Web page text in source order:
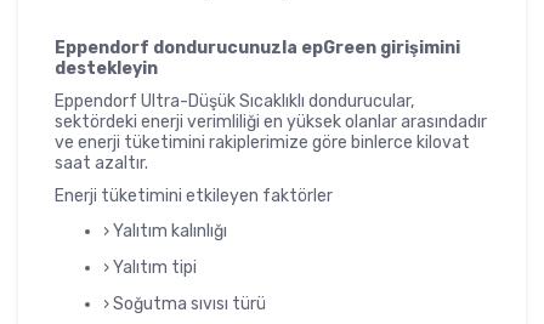
Eppendorf dondurucunuzla epGreen girişimini
destekleyin
Eppendorf Ultra-Düşük Sıcaklıklı dondurucular,
sektördeki enerji verimliliği en yüksek olanlar arasındadır
ve enerji tüketimini rakiplerimize göre binlerce kilovat
saat azaltır.
Enerji tüketimini etkileyen faktörler
› Yalıtım kalınlığı
› Yalıtım tipi
› Soğutma sıvısı türü